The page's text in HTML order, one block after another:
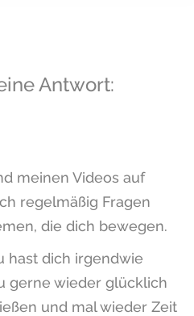
Antwort:
meinen Videos auf
regelmäßig Fragen
die dich bewegen.
hast dich irgendwie
gerne wieder glücklich
und mal wieder Zeit